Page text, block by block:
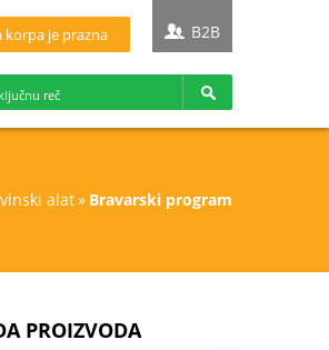
alat» bravarski program
korpa je prazna B2B
PROIZVODA